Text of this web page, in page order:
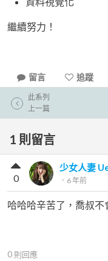
繼續努力！
留言 追蹤
此系列
上一篇
1 則留言
少女人妻
． 6 年前
0
哈哈哈辛苦了，喬叔不
0 則回應